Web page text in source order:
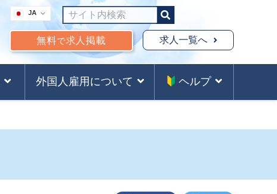
JA
無料で求人掲載 求人一覧へ
外国人雇用について ヘルプ